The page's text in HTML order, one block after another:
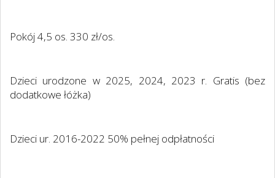
Pokój 4,5 os. 330 zł/os.
Dzieci urodzone w 2025, 2024, 2023 r. Gratis (bez
dodatkowe łóżka)
Dzieci ur. 2016-2022 50% pełnej odpłatności